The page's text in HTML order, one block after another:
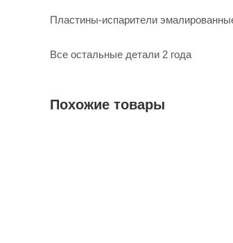
Пластины-испарители
Все остальные детали 2 года
Похожие товары